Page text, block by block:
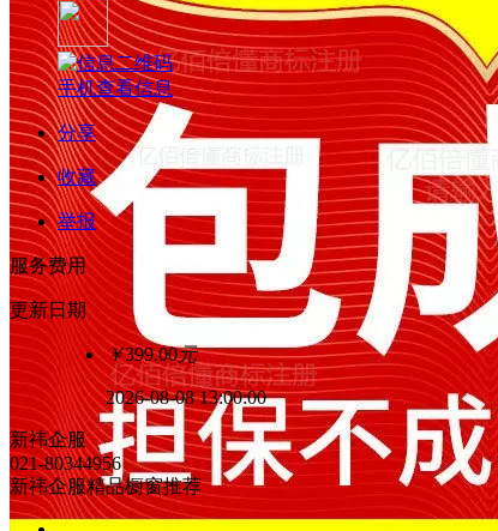
手机查看信息
分享
收藏
举报
服务费用
更新日期
￥399.00元
2026-08-08 13:00:00
新祎企服
021-80344956
新祎企服精品橱窗推荐